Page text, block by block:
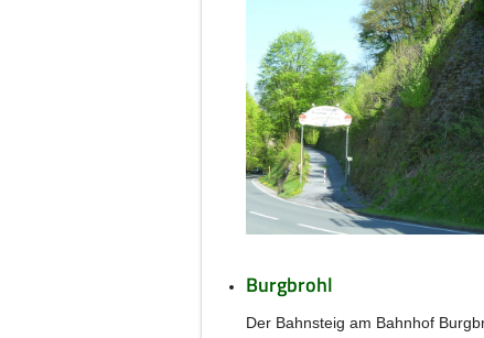
Burgbrohl
Der Bahnsteig am Bahnhof